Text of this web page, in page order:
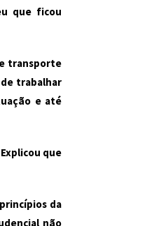
que ficou
transporte
trabalhar
e até
que
da
não